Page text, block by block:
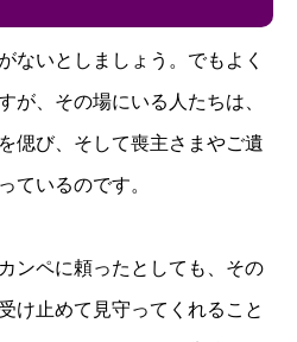
ないとしましょう。でもよく
が、その場にいる人たちは、
偲び、そして喪主さまやご遺
ているのです。
ンペに頼ったとしても、その
け止めて見守ってくれること